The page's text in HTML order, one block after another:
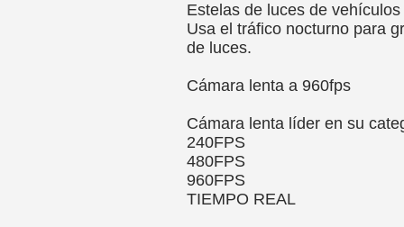
Estelas de luces de vehículos
Usa el tráfico nocturno para
de luces.
Cámara lenta a 960fps
Cámara lenta líder en su
240FPS
480FPS
960FPS
TIEMPO REAL